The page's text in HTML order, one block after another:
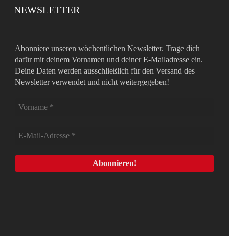
NEWSLETTER
Abonniere unseren wöchentlichen Newsletter. Trage dich
dafür mit deinem Vornamen und deiner E-Mailadresse ein.
Deine Daten werden ausschließlich für den Versand des
Newsletter verwendet und nicht weitergegeben!